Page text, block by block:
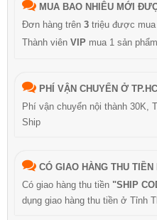
MUA BAO NHIÊU MỚI
Đơn hàng trên 3 triệu được
Thành viên VIP mua 1 sản
PHÍ VẬN CHUYỂN Ở
Phí vận chuyển nội thành 30K,
Ship
CÓ GIAO HÀNG THU TIỀN
Có giao hàng thu tiền "SHIP
dụng giao hàng thu tiền ở Tỉnh